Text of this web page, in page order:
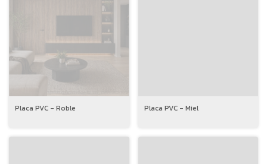
Placa PVC - Roble Placa PVC - Miel